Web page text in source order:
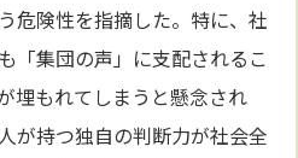
危険性を指摘した。特に、社
「集団の声」に支配されるこ
埋もれてしまうと懸念され
が持つ独自の判断力が社会全